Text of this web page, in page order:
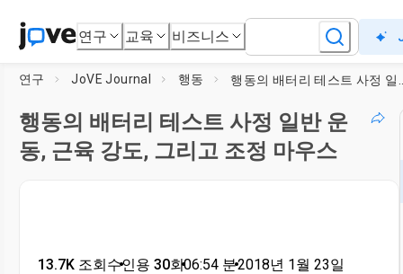
연구 교육 비즈니스
연구 JoVE Journal 행동
행동의 배터리 테스트 사정 일반 운
동, 근육 강도, 그리고 조정 마우스
13.7K 조회수•인용 30회•06:54 분•2018년 1월 23일